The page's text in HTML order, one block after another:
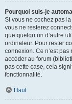
Pourquoi suis-je
Si vous ne cochez pas la
vous ne resterez
que quelqu’un d’autre
ordinateur. Pour rester
connexion. Ce n’est
accéder au forum
pas cette case, cela
fonctionnalité.
Haut